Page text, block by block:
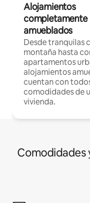
Alojamientos
completamente
amueblados
Desde tranquilas
montaña hasta
apartamentos
alojamientos
cuentan con
comodidades de
vivienda.
Comodidades